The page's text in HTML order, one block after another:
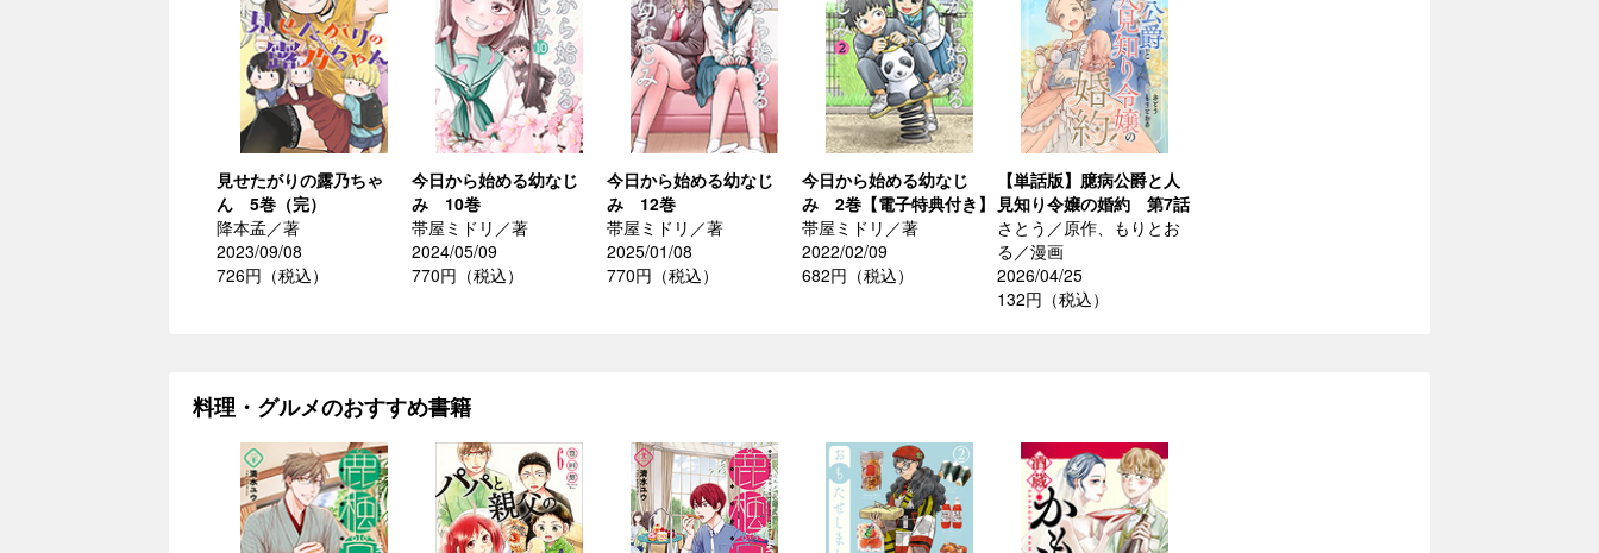
見せたがりの露乃ちゃ
ん 5巻（完）
降本孟／著
2023/09/08
726円（税込）
今日から始める幼なじ
み 10巻
帯屋ミドリ／著
2024/05/09
770円（税込）
今日から始める幼なじ
み 12巻
帯屋ミドリ／著
2025/01/08
770円（税込）
今日から始める幼なじ
み 2巻【電子特典付き】
帯屋ミドリ／著
2022/02/09
682円（税込）
【単話版】臆病公爵と人
見知り令嬢の婚約 第7話
さとう／原作、もりとお
る／漫画
2026/04/25
132円（税込）
料理・グルメのおすすめ書籍